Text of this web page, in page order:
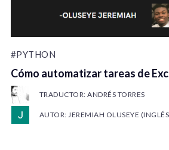
#PYTHON
Cómo automatizar tareas de
TRADUCTOR: ANDRÉS TORRES
AUTOR: JEREMIAH OLUSEYE